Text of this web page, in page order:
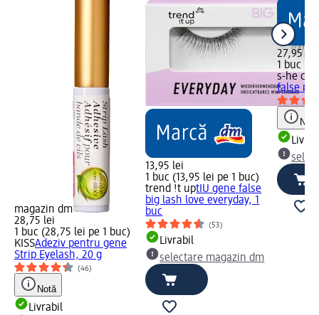
magazin dm
28,75 lei
1 buc (28,75 lei pe 1 buc)
KISSAdeziv pentru gene
Strip Eyelash, 20 g
(46)
Notă
Livrabil
13,95 lei
1 buc (13,95 lei pe 1 buc)
trend !t uptIU gene false
big lash love everyday, 1
buc
(53)
Livrabil
selectare magazin dm
27,95 lei
1 buc
s-he
false
Notă